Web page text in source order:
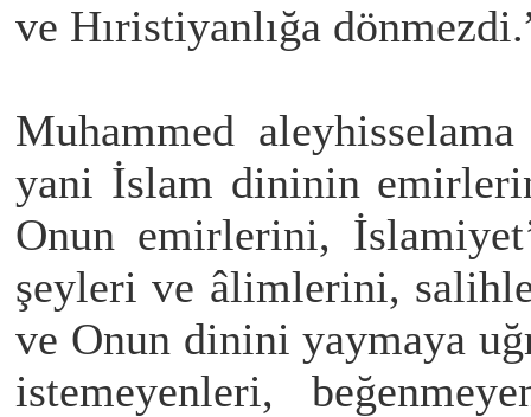
ve Hıristiyanlığa
Muhammed
yani İslam dininin
Onun emirlerini,
şeyleri ve âlimlerini,
ve Onun dinini yaymaya
istemeyenleri,